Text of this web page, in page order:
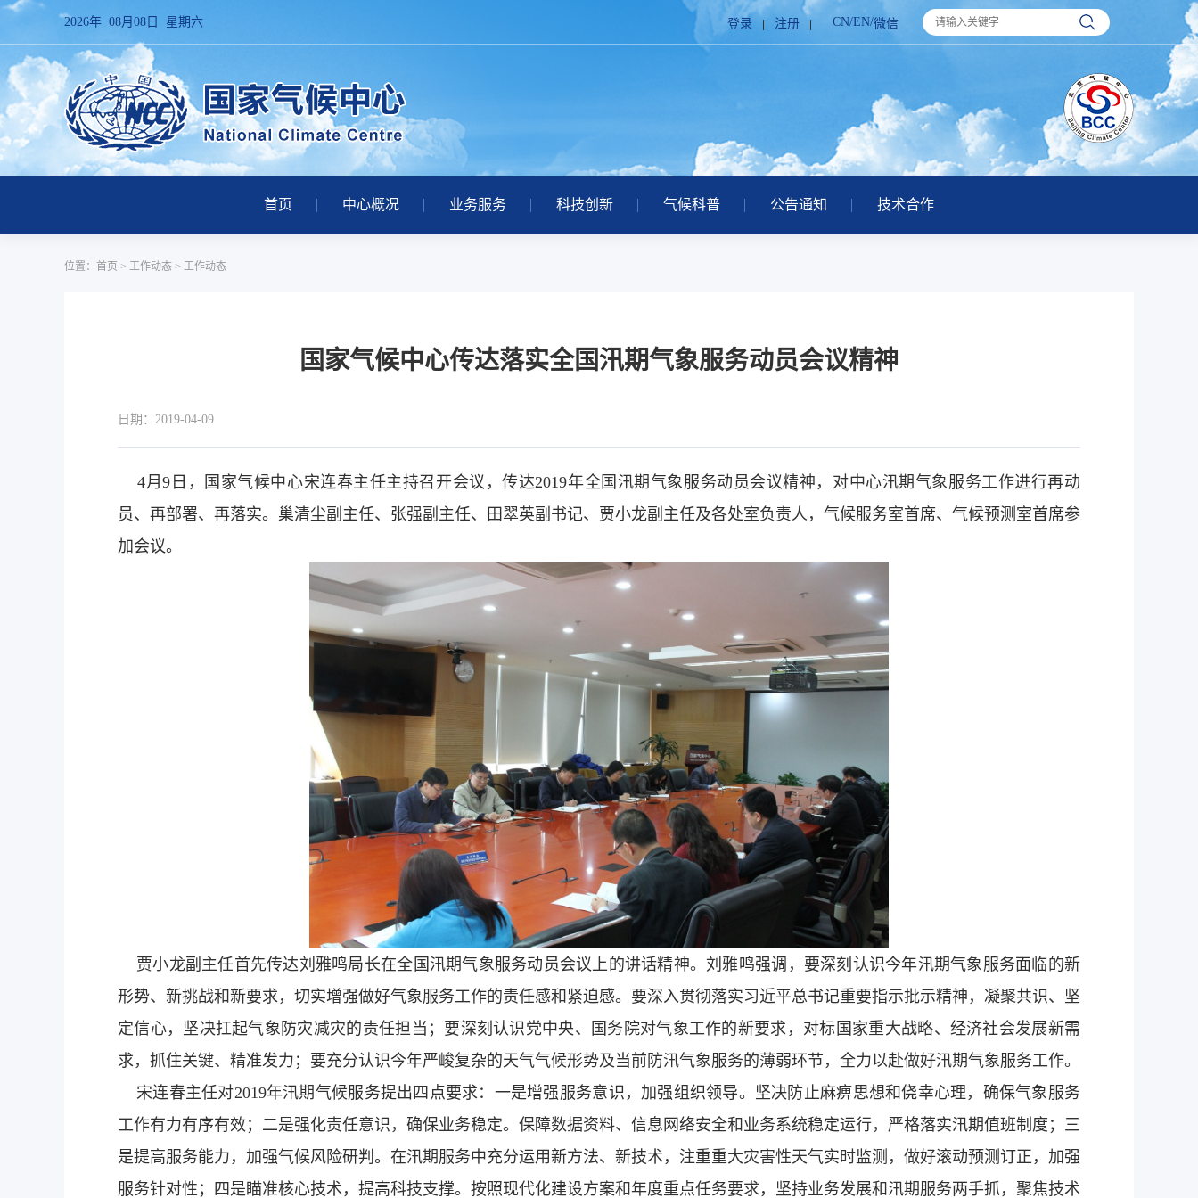
2026年 08月08日 星期六 登录 注册 CN/EN/微信
首页 中心概况 业务服务 科技创新 气候科普 公告通知 技术合作
位置： 首页 > 工作动态 > 工作动态
国家气候中心传达落实全国汛期气象服务动员会议精神
日期：2019-04-09
4月9日，国家气候中心宋连春主任主持召开会议，传达2019年全国汛期气象服务动员会议精神，对中心汛期气象服务工作进行再动
员、再部署、再落实。巢清尘副主任、张强副主任、田翠英副书记、贾小龙副主任及各处室负责人，气候服务室首席、气候预测室首席参
加会议。
贾小龙副主任首先传达刘雅鸣局长在全国汛期气象服务动员会议上的讲话精神。刘雅鸣强调，要深刻认识今年汛期气象服务面临的新
形势、新挑战和新要求，切实增强做好气象服务工作的责任感和紧迫感。要深入贯彻落实习近平总书记重要指示批示精神，凝聚共识、坚
定信心，坚决扛起气象防灾减灾的责任担当；要深刻认识党中央、国务院对气象工作的新要求，对标国家重大战略、经济社会发展新需
求，抓住关键、精准发力；要充分认识今年严峻复杂的天气气候形势及当前防汛气象服务的薄弱环节，全力以赴做好汛期气象服务工作。
宋连春主任对2019年汛期气候服务提出四点要求：一是增强服务意识，加强组织领导。坚决防止麻痹思想和侥幸心理，确保气象服务
工作有力有序有效；二是强化责任意识，确保业务稳定。保障数据资料、信息网络安全和业务系统稳定运行，严格落实汛期值班制度；三
是提高服务能力，加强气候风险研判。在汛期服务中充分运用新方法、新技术，注重重大灾害性天气实时监测，做好滚动预测订正，加强
服务针对性；四是瞄准核心技术，提高科技支撑。按照现代化建设方案和年度重点任务要求，坚持业务发展和汛期服务两手抓，聚焦技术